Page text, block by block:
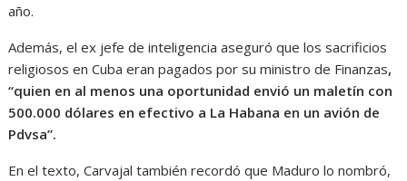
año.
Además, el ex jefe de inteligencia aseguró que los sacrificios
religiosos en Cuba eran pagados por su ministro de Finanzas,
“quien en al menos una oportunidad envió un maletín con
500.000 dólares en efectivo a La Habana en un avión de
Pdvsa”.
En el texto, Carvajal también recordó que Maduro lo nombró,